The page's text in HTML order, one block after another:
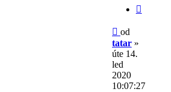
Příspěvek
od
tatar »
úte 14.
led
2020
10:07:27